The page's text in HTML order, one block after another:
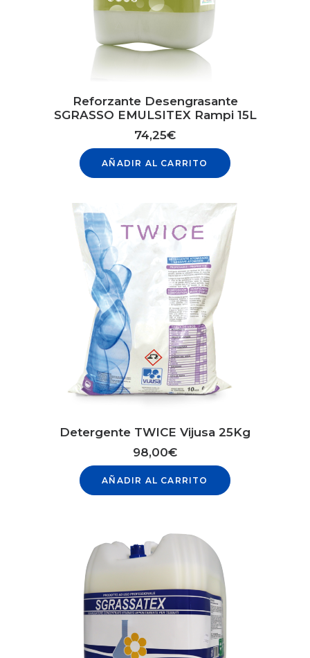
Reforzante Desengrasante
SGRASSO EMULSITEX Rampi 15L
74,25€
AÑADIR AL CARRITO
Detergente TWICE Vijusa 25Kg
98,00€
AÑADIR AL CARRITO